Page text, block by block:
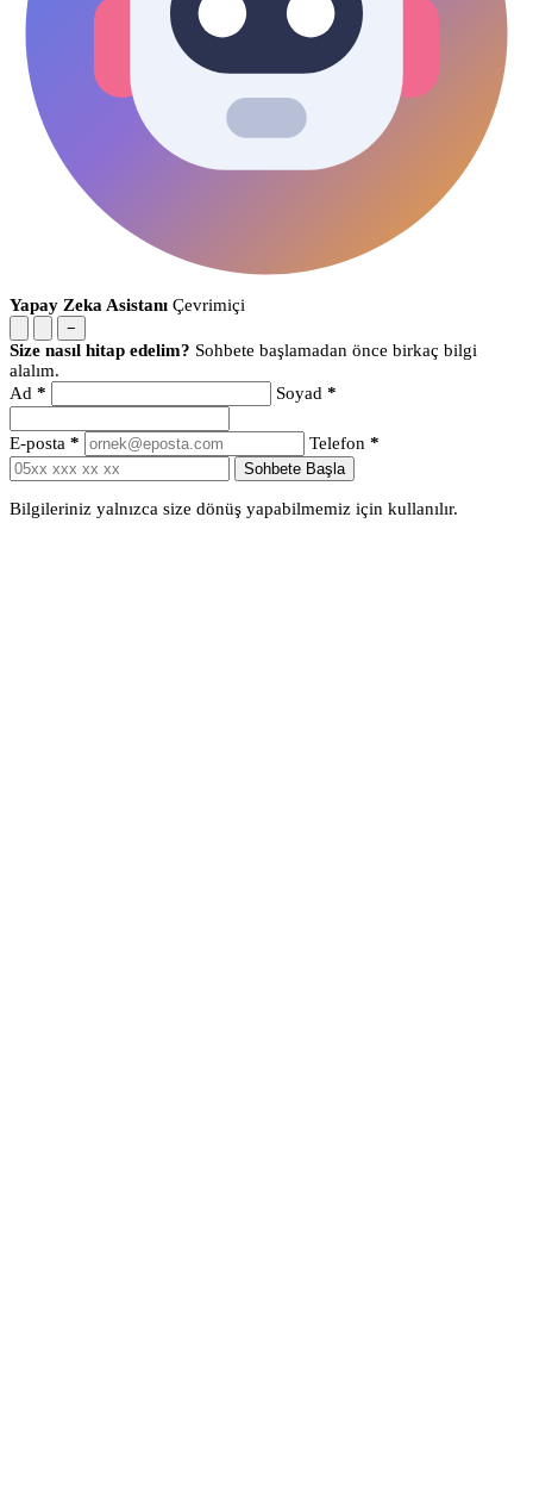
Yapay Zeka Asistanı Çevrimiçi
−
Size nasıl hitap edelim? Sohbete başlamadan önce birkaç bilgi
alalım.
Ad * Soyad *
E-posta * Telefon *
Sohbete Başla
Bilgileriniz yalnızca size dönüş yapabilmemiz için kullanılır.